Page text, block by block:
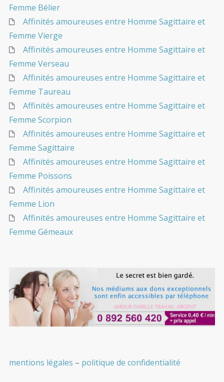
Femme Bélier
Affinités amoureuses entre Homme Sagittaire et
Femme Vierge
Affinités amoureuses entre Homme Sagittaire et
Femme Verseau
Affinités amoureuses entre Homme Sagittaire et
Femme Taureau
Affinités amoureuses entre Homme Sagittaire et
Femme Scorpion
Affinités amoureuses entre Homme Sagittaire et
Femme Sagittaire
Affinités amoureuses entre Homme Sagittaire et
Femme Poissons
Affinités amoureuses entre Homme Sagittaire et
Femme Lion
Affinités amoureuses entre Homme Sagittaire et
Femme Gémeaux
mentions légales – politique de confidentialité